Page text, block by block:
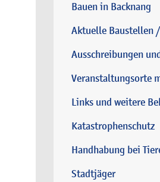
Bauen in Backnang
Aktuelle Baustellen
Ausschreibungen
Veranstaltungsorte
Links und weitere
Katastrophenschutz
Handhabung bei
Stadtjäger